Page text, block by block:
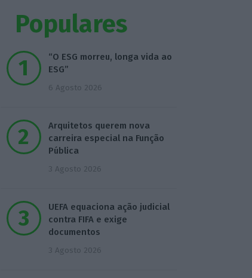
Populares
“O ESG morreu, longa vida ao
ESG”
6 Agosto 2026
Arquitetos querem nova
carreira especial na Função
Pública
3 Agosto 2026
UEFA equaciona ação judicial
contra FIFA e exige
documentos
3 Agosto 2026